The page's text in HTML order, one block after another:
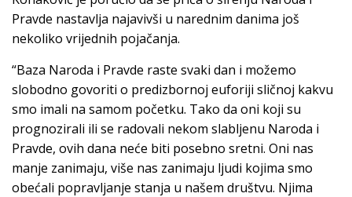
Pravde nastavlja najavivši u narednim danima još
nekoliko vrijednih pojačanja.
“Baza Naroda i Pravde raste svaki dan i možemo
slobodno govoriti o predizbornoj euforiji sličnoj kakvu
smo imali na samom početku. Tako da oni koji su
prognozirali ili se radovali nekom slabljenu Naroda i
Pravde, ovih dana neće biti posebno sretni. Oni nas
manje zanimaju, više nas zanimaju ljudi kojima smo
obećali popravljanje stanja u našem društvu. Njima